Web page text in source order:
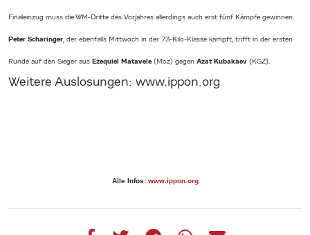
Finaleinzug muss die WM-Dritte des Vorjahres allerdings auch erst fünf Kämpfe gewinnen.
Peter Scharinger, der ebenfalls Mittwoch in der 73-Kilo-Klasse kämpft, trifft in der ersten
Runde auf den Sieger aus Ezequiel Matavele(Moz) gegen Azat Kubakaev (KGZ).
Weitere Auslosungen: www.ippon.org
Alle Infos: www.ippon.org